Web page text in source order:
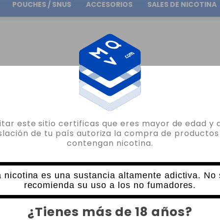
este sitio certificas que eres mayor de edad y
de tu país autoriza la compra de productos
contengan nicotina.
nicotina es una sustancia altamente adictiva. No
recomienda su uso a los no fumadores.
¿Tienes más de 18 años?
Envío gratuito en pedidos superiores a 30.00€
POUCHES / SNUS ACCESORIOS SALES DE NICOTINA
SALES DE NICOTINA BLUE RAZZ LEMONADE PACHAMAMA BAR 10ML
PACHAMAMA
SALES DE NICOTINA BLUE RAZZ
1 VALORACIÓN
6,95€
NICOTINA CANTIDAD
- +